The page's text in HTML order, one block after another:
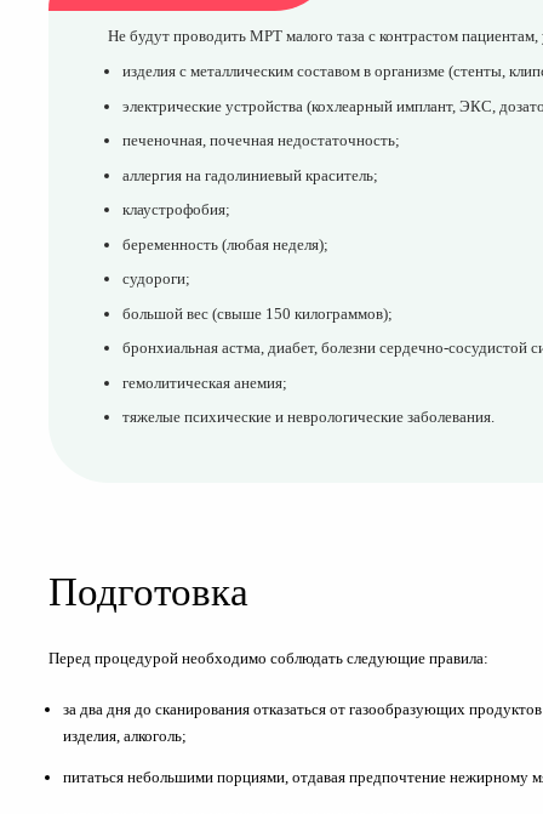
Не будут проводить МРТ малого таза с контрастом пациентам,
изделия с металлическим составом в организме (стенты,
электрические устройства (кохлеарный имплант, ЭКС,
печеночная, почечная недостаточность;
аллергия на гадолиниевый краситель;
клаустрофобия;
беременность (любая неделя);
судороги;
большой вес (свыше 150 килограммов);
бронхиальная астма, диабет, болезни сердечно-сосудистой
гемолитическая анемия;
тяжелые психические и неврологические заболевания.
Подготовка
Перед процедурой необходимо соблюдать следующие правила:
за два дня до сканирования отказаться от газообразующих
изделия, алкоголь;
питаться небольшими порциями, отдавая предпочтение нежирному